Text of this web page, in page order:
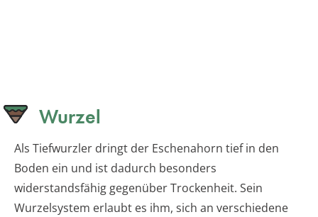
Wurzel
Als Tiefwurzler dringt der Eschenahorn tief in den
Boden ein und ist dadurch besonders
widerstandsfähig gegenüber Trockenheit. Sein
Wurzelsystem erlaubt es ihm, sich an verschiedene